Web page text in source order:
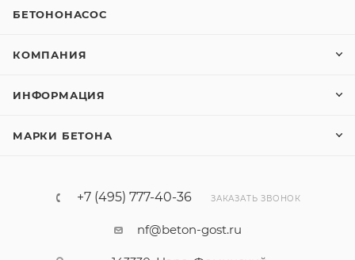
БЕТОНОНАСОС
КОМПАНИЯ
ИНФОРМАЦИЯ
МАРКИ БЕТОНА
+7 (495) 777-40-36 ЗАКАЗАТЬ ЗВОНОК
nf@beton-gost.ru